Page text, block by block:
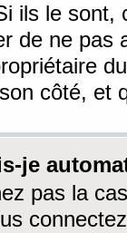
ils le sont,
de ne pas
côté, et
je
pas la